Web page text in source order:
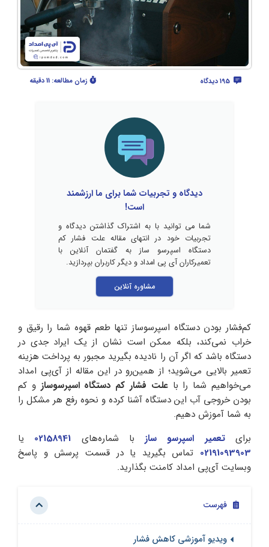
زمان مطالعه: 11 دقیقه
دیدگاه و تجربیات شما برای ما ارزشمند
است!
شما می توانید با به اشتراک گذاشتن دیدگاه و
تجربیات خود در انتهای مقاله علت فشار کم
دستگاه اسپرسو ساز به گفتمان آنلاین با
تعمیرکاران آی پی امداد و دیگر کاربران بپردازید.
مشاوره آنلاین
کم‌فشار بودن دستگاه اسپرسوساز تنها طعم قهوه شما را رقیق و
خراب نمی‌کند، بلکه ممکن است نشان از یک ایراد جدی در
دستگاه باشد که اگر آن را نادیده بگیرید مجبور به پرداخت هزینه
تعمیر بالایی می‌شوید؛ از همین‌رو در این مقاله از آی‌پی امداد
می‌خواهیم شما را باعلت فشار کم دستگاه اسپرسوساز و کم
بودن خروجی آب این دستگاه آشنا کرده و نحوه رفع هر مشکل را
به شما آموزش دهیم.
برایتعمیر اسپرسو ساز با شماره‌های 02158941 یا
02191093903 تماس بگیرید یا در قسمت پرسش و پاسخ
وبسایت آی‌پی امداد کامنت بگذارید.
فهرست
ویدیو آموزشی کاهش فشار